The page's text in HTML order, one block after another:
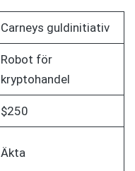
Carneys guldinitiativ
Robot för
kryptohandel
$250
Äkta